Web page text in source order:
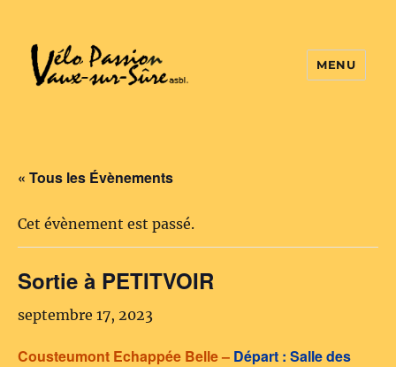
MENU
« Tous les Évènements
Cet évènement est passé.
Sortie à PETITVOIR
septembre 17, 2023
Cousteumont Echappée Belle – Départ : Salle des